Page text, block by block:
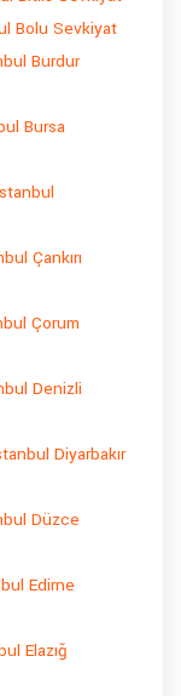
Bolu Sevkiyat
Burdur
Bursa
Çankırı
Çorum
Denizli
Diyarbakır
Düzce
Edirne
Elazığ